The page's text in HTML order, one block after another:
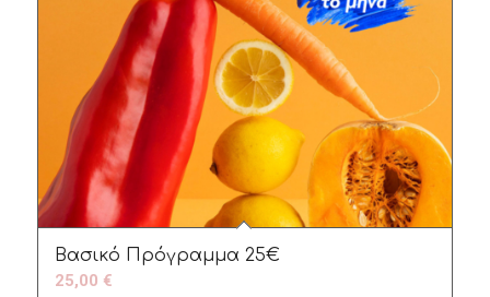
Βασικό Πρόγραμμα 25€
25,00 €